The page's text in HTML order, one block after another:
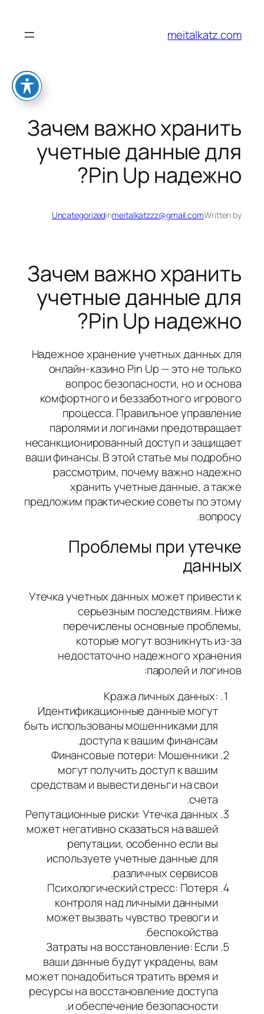
meitalkatz.com
Зачем важно хранить
учетные данные для
Pin Up надежно?
Written by
meitalkatzzz@gmail.com
in
Uncategorized
Зачем важно хранить
учетные данные для
Pin Up надежно?
Надежное хранение учетных данных для
онлайн-казино Pin Up — это не только
вопрос безопасности, но и основа
комфортного и беззаботного игрового
процесса. Правильное управление
паролями и логинами предотвращает
несанкционированный доступ и защищает
ваши финансы. В этой статье мы подробно
рассмотрим, почему важно надежно
хранить учетные данные, а также
предложим практические советы по этому
вопросу.
Проблемы при утечке
данных
Утечка учетных данных может привести к
серьезным последствиям. Ниже
перечислены основные проблемы,
которые могут возникнуть из-за
недостаточно надежного хранения
паролей и логинов:
Кража личных данных:
Идентификационные данные могут
быть использованы мошенниками для
доступа к вашим финансам.
Финансовые потери: Мошенники
могут получить доступ к вашим
средствам и вывести деньги на свои
счета.
Репутационные риски: Утечка данных
может негативно сказаться на вашей
репутации, особенно если вы
используете учетные данные для
различных сервисов.
Психологический стресс: Потеря
контроля над личными данными
может вызвать чувство тревоги и
беспокойства.
Затраты на восстановление: Если
ваши данные будут украдены, вам
может понадобиться тратить время и
ресурсы на восстановление доступа
и обеспечение безопасности.